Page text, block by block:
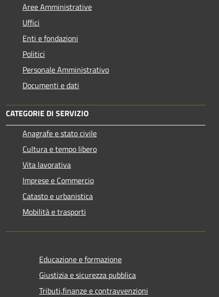
Aree Amministrative
Uffici
Enti e fondazioni
Politici
Personale Amministrativo
Documenti e dati
CATEGORIE DI SERVIZIO
Anagrafe e stato civile
Cultura e tempo libero
Vita lavorativa
Imprese e Commercio
Catasto e urbanistica
Mobilità e trasporti
Educazione e formazione
Giustizia e sicurezza pubblica
Tributi,finanze e contravvenzioni